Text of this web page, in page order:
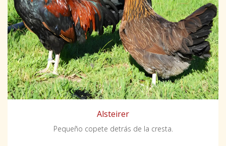
Alsteirer
Pequeño copete detrás de la cresta.